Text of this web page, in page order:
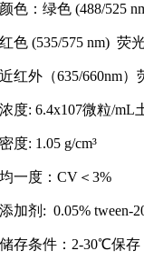
颜色：绿色 (488/525
红色 (535/575 nm) 荧
近红外（635/660nm）
浓度: 6.4x107微粒/mL
密度: 1.05 g/cm³
均一度：CV＜3%
添加剂: 0.05% tween-
储存条件：2-30℃保